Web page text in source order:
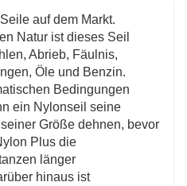
auf dem Markt.
Natur ist dieses Seil
Abrieb, Fäulnis,
Öle und Benzin.
Bedingungen
ein Nylonseil seine
Größe dehnen, bevor
Plus die
länger
hinaus ist